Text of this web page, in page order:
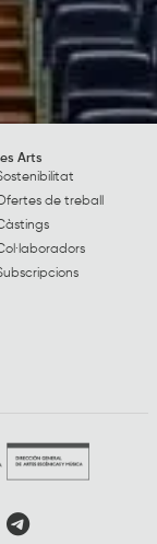
Arts
de treball
facebook
a spotify
Link a